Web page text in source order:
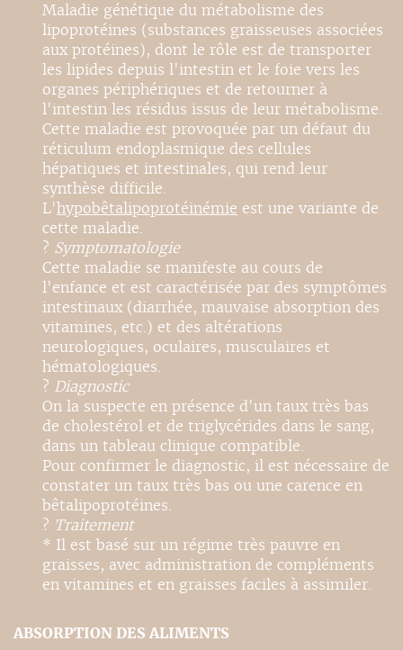
Maladie génétique du métabolisme des
lipoprotéines (substances graisseuses associées
aux protéines), dont le rôle est de transporter
les lipides depuis l'intestin et le foie vers les
organes périphériques et de retourner à
l'intestin les résidus issus de leur métabolisme.
Cette maladie est provoquée par un défaut du
réticulum endoplasmique des cellules
hépatiques et intestinales, qui rend leur
synthèse difficile.
L'hypobêtalipoprotéinémie est une variante de
cette maladie.
? Symptomatologie
Cette maladie se manifeste au cours de
l'enfance et est caractérisée par des symptômes
intestinaux (diarrhée, mauvaise absorption des
vitamines, etc.) et des altérations
neurologiques, oculaires, musculaires et
hématologiques.
? Diagnostic
On la suspecte en présence d'un taux très bas
de cholestérol et de triglycérides dans le sang,
dans un tableau clinique compatible.
Pour confirmer le diagnostic, il est nécessaire de
constater un taux très bas ou une carence en
bêtalipoprotéines.
? Traitement
* Il est basé sur un régime très pauvre en
graisses, avec administration de compléments
en vitamines et en graisses faciles à assimiler.
ABSORPTION DES ALIMENTS